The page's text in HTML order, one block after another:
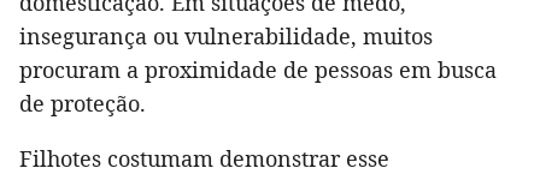
insegurança ou vulnerabilidade, muitos
procuram a proximidade de pessoas em busca
de proteção.
Filhotes costumam demonstrar esse